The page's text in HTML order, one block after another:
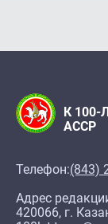
К
АССР
Телефон:(843)
Адрес
420066, г.